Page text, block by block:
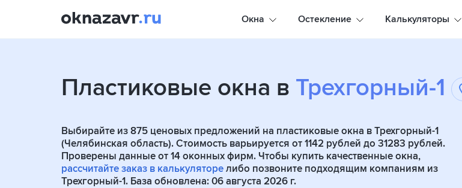
Окна Остекление Калькуляторы
Пластиковые окна в Трехгорный-1
Выбирайте из875 ценовых предложений на пластиковые окна в Трехгорный-1
(Челябинская область). Стоимость варьируется от 1142 рублей до 31283 рублей.
Проверены данные от14оконных фирм. Чтобы купить качественные окна,
рассчитайте заказ в калькуляторелибо позвоните подходящим компаниям из
Трехгорный-1. База обновлена: 06 августа 2026 г.